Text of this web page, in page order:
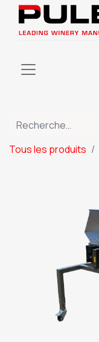
Tous les produits